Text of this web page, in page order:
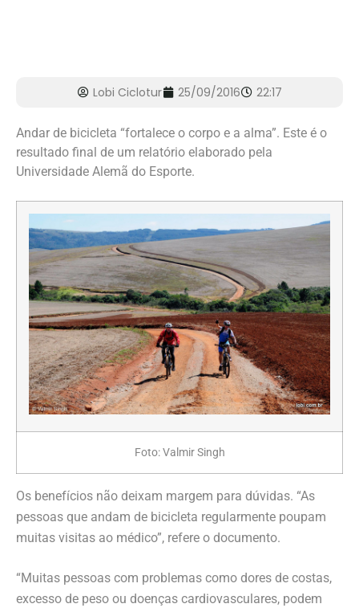
Lobi Ciclotur 25/09/2016 22:17
Andar de bicicleta “fortalece o corpo e a alma”. Este é o
resultado final de um relatório elaborado pela
Universidade Alemã do Esporte.
Foto: Valmir Singh
Os benefícios não deixam margem para dúvidas. “As
pessoas que andam de bicicleta regularmente poupam
muitas visitas ao médico”, refere o documento.
“Muitas pessoas com problemas como dores de costas,
excesso de peso ou doenças cardiovasculares, podem